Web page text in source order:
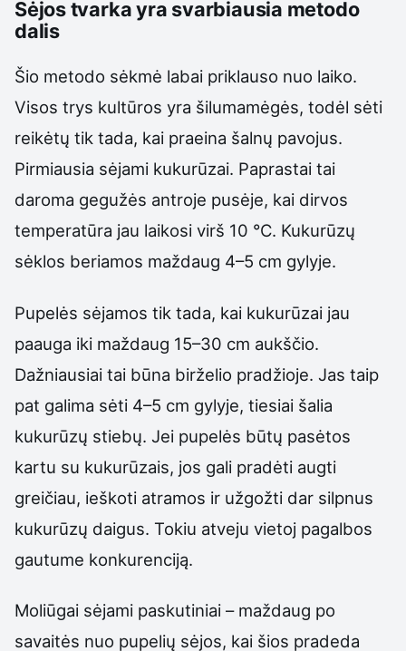
Sėjos tvarka yra svarbiausia metodo
dalis
Šio metodo sėkmė labai priklauso nuo laiko.
Visos trys kultūros yra šilumamėgės, todėl sėti
reikėtų tik tada, kai praeina šalnų pavojus.
Pirmiausia sėjami kukurūzai. Paprastai tai
daroma gegužės antroje pusėje, kai dirvos
temperatūra jau laikosi virš 10 °C. Kukurūzų
sėklos beriamos maždaug 4–5 cm gylyje.
Pupelės sėjamos tik tada, kai kukurūzai jau
paauga iki maždaug 15–30 cm aukščio.
Dažniausiai tai būna birželio pradžioje. Jas taip
pat galima sėti 4–5 cm gylyje, tiesiai šalia
kukurūzų stiebų. Jei pupelės būtų pasėtos
kartu su kukurūzais, jos gali pradėti augti
greičiau, ieškoti atramos ir užgožti dar silpnus
kukurūzų daigus. Tokiu atveju vietoj pagalbos
gautume konkurenciją.
Moliūgai sėjami paskutiniai – maždaug po
savaitės nuo pupelių sėjos, kai šios pradeda